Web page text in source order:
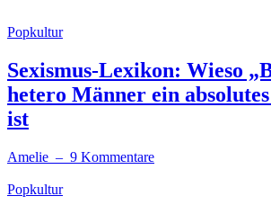
Popkultur
Sexismus-Lexikon: Wieso
hetero Männer ein
ist
Amelie – 9 Kommentare
Popkultur